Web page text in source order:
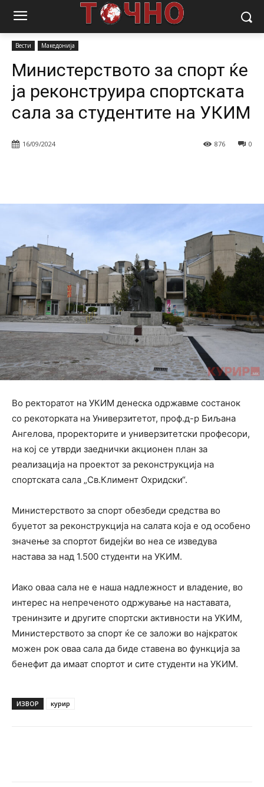
Почетна
Министерството за спорт ќе ја реконструира
Вести Македонија
Министерството за спорт ќе
ја реконструира спортската
сала за студентите на УКИМ
16/09/2024 0
876
Во ректоратот на УКИМ денеска одржавме состанок
со рекоторката на Универзитетот, проф.д-р Биљана
Ангелова, проректорите и универзитетски професори,
на кој се утврди заеднички акционен план за
реализација на проектот за реконструкција на
спортската сала „Св.Климент Охридски“.
Министерството за спорт обезбеди средства во
буџетот за реконструкција на салата која е од особено
значење за спортот бидејќи во неа се изведува
настава за над 1.500 студенти на УКИМ.
Иако оваа сала не е наша надлежност и владение, во
интерес на непреченото одржување на наставата,
тренинзите и другите спортски активности на УКИМ,
Министерството за спорт ќе се заложи во најкраток
можен рок оваа сала да биде ставена во функција за
бенефит да имаат спортот и сите студенти на УКИМ.
ИЗВОР курир